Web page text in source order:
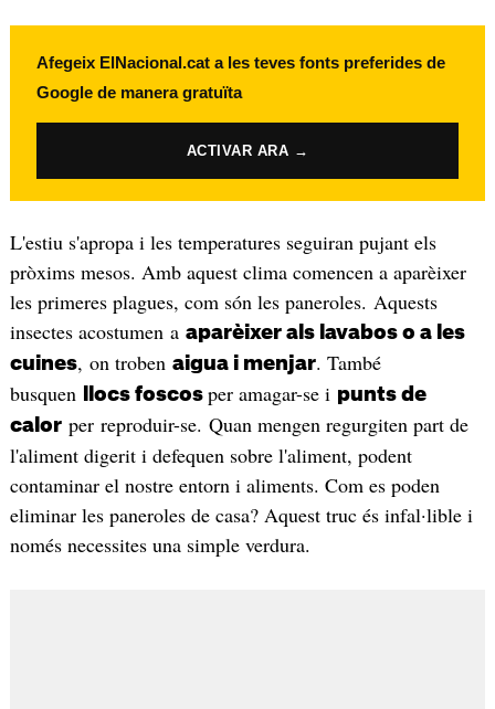
Afegeix ElNacional.cat a les teves fonts preferides de
Google de manera gratuïta
ACTIVAR ARA →
L'estiu s'apropa i les temperatures seguiran pujant els
pròxims mesos. Amb aquest clima comencen a aparèixer
les primeres plagues, com són les paneroles. Aquests
insectes acostumen a aparèixer als lavabos o a les
cuines, on troben aigua i menjar. També
busquen
llocs foscos per amagar-se i punts de
calorper reproduir-se. Quan mengen regurgiten part de
l'aliment digerit i defequen sobre l'aliment, podent
contaminar el nostre entorn i aliments. Com es poden
eliminar les paneroles de casa? Aquest truc és infal·lible i
només necessites una simple verdura.